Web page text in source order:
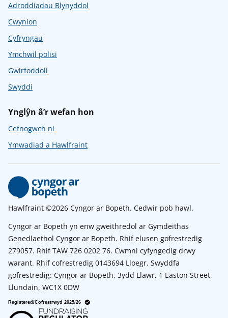
Adroddiadau Blynyddol
Cwynion
Cyfryngau
Ymchwil polisi
Gwirfoddoli
Swyddi
Ynglŷn â’r wefan hon
Cefnogwch ni
Ymwadiad a Hawlfraint
Hawlfraint ©2026 Cyngor ar Bopeth. Cedwir pob hawl.
Cyngor ar Bopeth yn enw gweithredol ar Gymdeithas
Genedlaethol Cyngor ar Bopeth. Rhif elusen gofrestredig
279057. Rhif TAW 726 0202 76. Cwmni cyfyngedig drwy
warant. Rhif cofrestredig 0143694 Lloegr. Swyddfa
gofrestredig: Cyngor ar Bopeth, 3ydd Llawr, 1 Easton Street,
Llundain, WC1X 0DW